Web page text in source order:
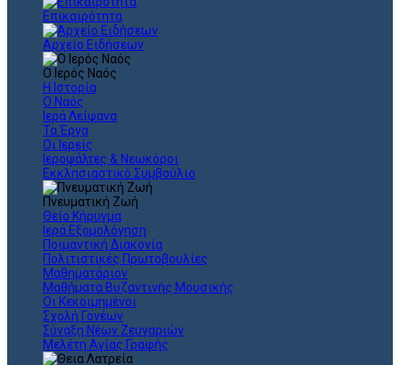
Επικαιρότητα
Αρχείο Ειδήσεων
Ο Ιερός Ναός
Η Ιστορία
Ο Ναός
Ιερά Λείψανα
Τα Έργα
Οι Ιερείς
Ιεροψάλτες & Νεωκόροι
Εκκλησιαστικό Συμβούλιο
Πνευματική Ζωή
Θείο Κήρυγμα
Ιερά Εξομολόγηση
Ποιμαντική Διακονία
Πολιτιστικές Πρωτοβουλίες
Μαθηματάριον
Μαθήματα Βυζαντινής Μουσικής
Οι Κεκοιμημένοι
Σχολή Γονέων
Σύναξη Νέων Ζευγαριών
Μελέτη Αγίας Γραφής